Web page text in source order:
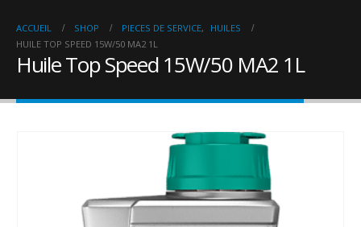
ACCUEIL SHOP PIECES DE SERVICE,
HUILES
HUILE TOP SPEED 15W/50 MA2 1L
Huile Top Speed 15W/50 MA2 1L